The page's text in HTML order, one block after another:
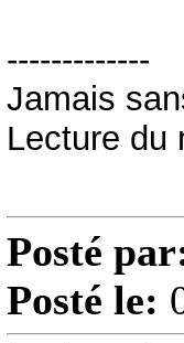
-------------
Jamais
Lecture du
Posté
Posté le: